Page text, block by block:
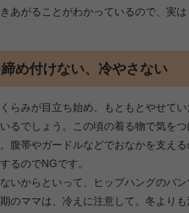
あがることがわかっているので、実
め付けない、冷やさない
らみが目立ち始め、もともとやせて
るでしょう。この頃の着る物で気を
腹帯やガードルなどでおなかを支え
るのでNGです。
いからといって、ヒップハングのパ
のママは、冷えに注意して。冬より